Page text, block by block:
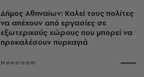
Δήμος Αθηναίων: Καλεί τους πολίτες
να απέχουν από εργασίες σε
εξωτερικούς χώρους που μπορεί να
προκαλέσουν πυρκαγιά
Newsroom